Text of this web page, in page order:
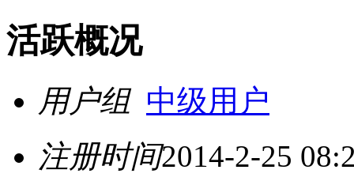
活跃概况
用户组 中级用户
注册时间2014-2-25